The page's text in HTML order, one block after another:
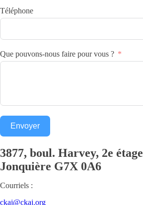
Téléphone
Que pouvons-nous faire pour vous ?
Envoyer
3877, boul. Harvey, 2e étage
Jonquière G7X 0A6
Courriels :
ckaj@ckaj.org